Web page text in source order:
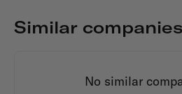
Similar companies
No similar